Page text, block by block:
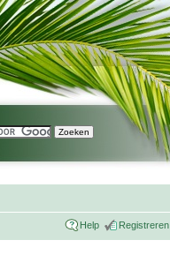
Help Registreren